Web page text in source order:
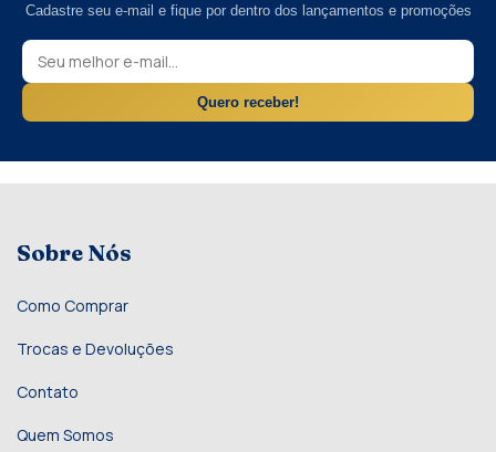
Cadastre seu e-mail e fique por dentro dos lançamentos e promoções
Quero receber!
Sobre Nós
Como Comprar
Trocas e Devoluções
Contato
Quem Somos